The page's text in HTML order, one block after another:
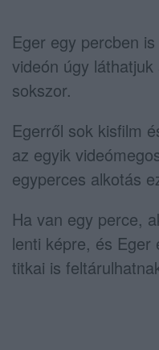
Eger egy percben
videón úgy
sokszor.
Egerről sok kisfilm
az egyik
egyperces alkotás
Ha van egy perce,
lenti képre, és Eger
titkai is